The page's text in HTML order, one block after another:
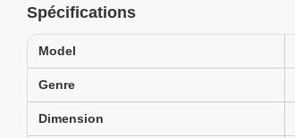
Spécifications
Model
Genre
Dimension